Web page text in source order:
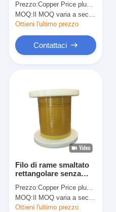
Prodotti
Spettacolo VR
Chi Siamo
Controllo di qualità
Contattaci
Filtro di avvolgimento
in rame rettangolare
smaltato HEVW-240
al calore
Prezzo:Copper Price plus Processing Fee plus Freight
MOQ:Il MOQ varia a seconda della dimensione della specifica
Ottieni l'ultimo prezzo
Contattaci
Filo di rame smaltato
rettangolare senza
applicazioni ad alta
temperatura
Prezzo:Copper Price plus Processing Fee plus Freight
MOQ: Il MOQ varia a seconda della dimensione della specifica
Ottieni l'ultimo prezzo